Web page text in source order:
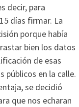
decir, para
días firmar. La
porque había
bien los datos
de esas
públicos en la calle.
se decidió
que nos echaran